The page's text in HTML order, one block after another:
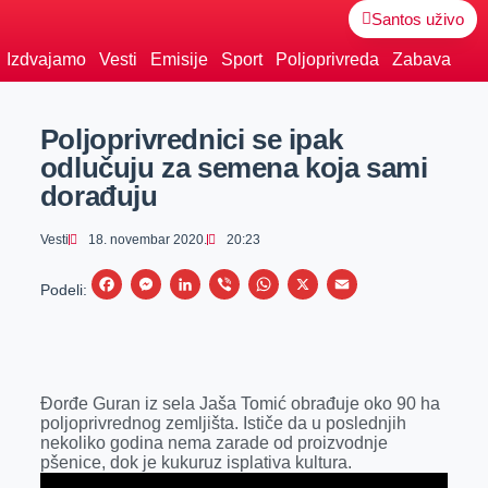
Santos uživo
Izdvajamo Vesti Emisije Sport Poljoprivreda Zabava
Poljoprivrednici se ipak
odlučuju za semena koja sami
dorađuju
Vesti 18. novembar 2020. 20:23
Podeli:
F
b
o
o
M
e
n
g
L
e
d
I
V
W
s
A
p
X
E
l
Đorđe Guran iz sela Jaša Tomić obrađuje oko 90 ha
poljoprivrednog zemljišta. Ističe da u poslednjih
nekoliko godina nema zarade od proizvodnje
pšenice, dok je kukuruz isplativa kultura.